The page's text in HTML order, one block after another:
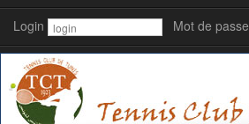
Login Mot de passe